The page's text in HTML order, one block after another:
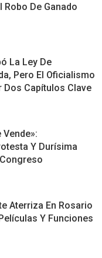
Robo De Ganado
La Ley De
Pero El Oficialismo
Dos Capítulos Clave
Vende»:
Y Durísima
Aterriza En Rosario
Y Funciones